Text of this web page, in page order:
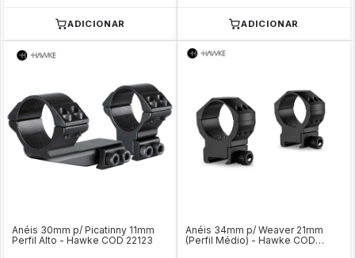
ADICIONAR ADICIONAR
Anéis 30mm p/ Picatinny 11mm
Perfil Alto - Hawke COD 22123
Anéis 34mm p/ Weaver 21mm
(Perfil Médio) - Hawke COD